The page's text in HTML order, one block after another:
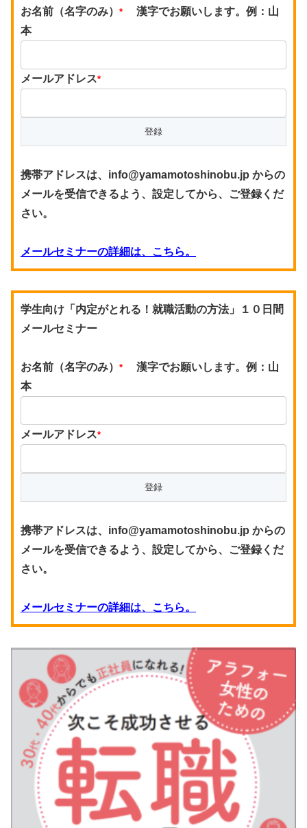
お名前（名字のみ） *
漢字でお願いします。例：山
本
メールアドレス*
携帯アドレスは、info@yamamotoshinobu.jp からの
メールを受信できるよう、設定してから、ご登録くだ
さい。
メールセミナーの詳細は、こちら。
学生向け「内定がとれる！就職活動の方法」１０日間
メールセミナー
お名前（名字のみ） *
漢字でお願いします。例：山
本
メールアドレス*
携帯アドレスは、info@yamamotoshinobu.jp からの
メールを受信できるよう、設定してから、ご登録くだ
さい。
メールセミナーの詳細は、こちら。